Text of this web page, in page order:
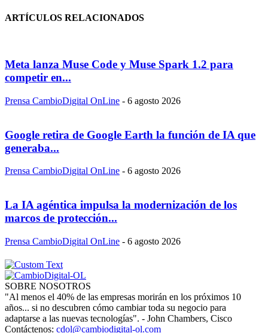
ARTÍCULOS RELACIONADOS
Meta lanza Muse Code y Muse Spark 1.2 para
competir en...
Prensa CambioDigital OnLine - 6 agosto 2026
Google retira de Google Earth la función de IA que
generaba...
Prensa CambioDigital OnLine - 6 agosto 2026
La IA agéntica impulsa la modernización de los
marcos de protección...
Prensa CambioDigital OnLine - 6 agosto 2026
SOBRE NOSOTROS
"Al menos el 40% de las empresas morirán en los próximos 10
años... si no descubren cómo cambiar toda su negocio para
adaptarse a las nuevas tecnologías". - John Chambers, Cisco
Contáctenos: cdol@cambiodigital-ol.com